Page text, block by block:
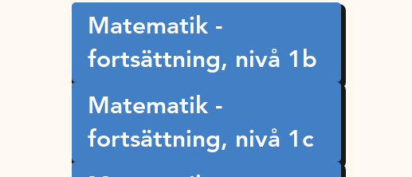
Matematik -
fortsättning, nivå 1b
Matematik -
fortsättning, nivå 1c